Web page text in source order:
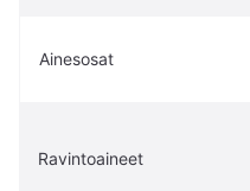
Ainesosat
Ravintoaineet